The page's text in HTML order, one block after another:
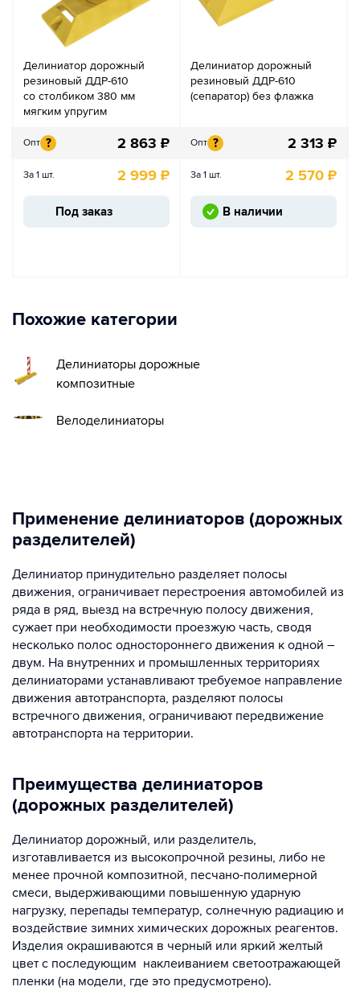
Делиниатор дорожный
резиновый ДДР-610
со столбиком 380 мм
мягким упругим
Опт ? 2 863 ₽
За 1 шт. 2 999 ₽
Под заказ
Делиниатор дорожный
резиновый ДДР-610
(сепаратор) без флажка
Опт ? 2 313 ₽
За 1 шт. 2 570 ₽
В наличии
Похожие категории
Делиниаторы дорожные
композитные
Велоделиниаторы
Применение делиниаторов (дорожных
разделителей)
Делиниатор принудительно разделяет полосы
движения, ограничивает перестроения автомобилей из
ряда в ряд, выезд на встречную полосу движения,
сужает при необходимости проезжую часть, сводя
несколько полос одностороннего движения к одной –
двум. На внутренних и промышленных территориях
делиниаторами устанавливают требуемое направление
движения автотранспорта, разделяют полосы
встречного движения, ограничивают передвижение
автотранспорта на территории.
Преимущества делиниаторов
(дорожных разделителей)
Делиниатор дорожный, или разделитель,
изготавливается из высокопрочной резины, либо не
менее прочной композитной, песчано-полимерной
смеси, выдерживающими повышенную ударную
нагрузку, перепады температур, солнечную радиацию и
воздействие зимних химических дорожных реагентов.
Изделия окрашиваются в черный или яркий желтый
цвет с последующим наклеиванием светоотражающей
пленки (на модели, где это предусмотрено).